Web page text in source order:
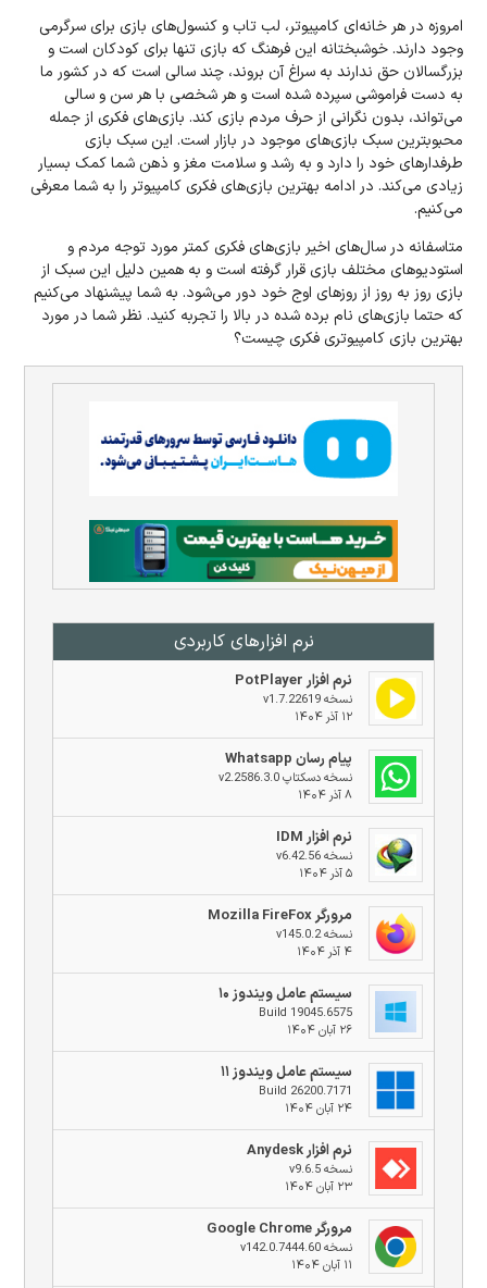
نرم افزار‌های کاربردی
نرم افزار PotPlayer
نسخه v1.7.22619
۱۲ آذر ۱۴۰۴
پیام رسان Whatsapp
نسخه دسکتاپ v2.2586.3.0
۸ آذر ۱۴۰۴
نرم افزار IDM
نسخه v6.42.56
۵ آذر ۱۴۰۴
مرورگر Mozilla FireFox
نسخه v145.0.2
۴ آذر ۱۴۰۴
سیستم عامل ویندوز ۱۰
Build 19045.6575
۲۶ آبان ۱۴۰۴
سیستم عامل ویندوز ۱۱
Build 26200.7171
۲۴ آبان ۱۴۰۴
نرم افزار Anydesk
نسخه v9.6.5
۲۳ آبان ۱۴۰۴
مرورگر Google Chrome
نسخه v142.0.7444.60
۱۱ آبان ۱۴۰۴
امروزه در هر خانه‌ای کامپیوتر، لب تاب و کنسول‌های بازی برای سرگرمی
وجود دارند. خوشبختانه این فرهنگ که بازی تنها برای کودکان است و
بزرگسالان حق ندارند به سراغ آن بروند، چند سالی است که در کشور ما
به دست فراموشی سپرده شده است و هر شخصی با هر سن و سالی
می‌تواند، بدون نگرانی از حرف مردم بازی کند. بازی‌های فکری از جمله
محبوبترین سبک بازی‌های موجود در بازار است. این سبک بازی
طرفدارهای خود را دارد و به رشد و سلامت مغز و ذهن شما کمک بسیار
زیادی می‌کند. در ادامه بهترین بازی‌های فکری کامپیوتر را به شما معرفی
می‌کنیم.
متاسفانه در سال‌های اخیر بازی‌های فکری کمتر مورد توجه مردم و
استودیوهای مختلف بازی قرار گرفته است و به همین دلیل این سبک از
بازی روز به روز از روزهای اوج خود دور می‌شود. به شما پیشنهاد می‌کنیم
که حتما بازی‌های نام برده شده در بالا را تجربه کنید. نظر شما در مورد
بهترین بازی کامپیوتری فکری چیست؟